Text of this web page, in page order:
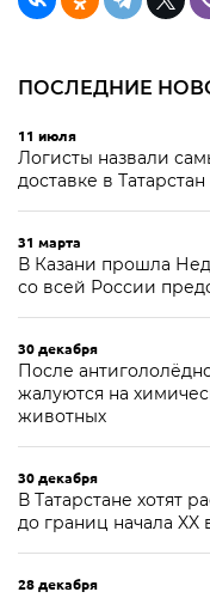
ПОСЛЕДНИЕ
11 июля
Логисты назвали
доставке в Татарстан
31 марта
В Казани прошла
со всей России
30 декабря
После
жалуются на
животных
30 декабря
В Татарстане хотят
до границ начала XX
28 декабря